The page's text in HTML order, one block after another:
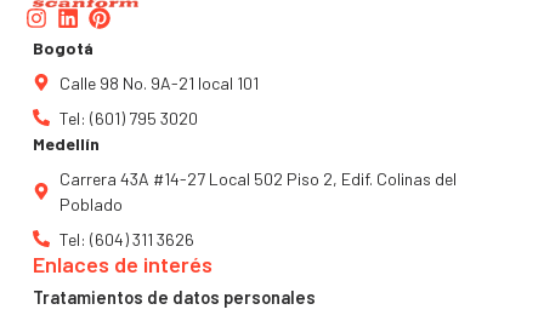
Instagram
Linkedin
Pinterest
Bogotá
Calle 98 No. 9A-21 local 101
Tel: (601) 795 3020
Medellín
Carrera 43A #14-27 Local 502 Piso 2, Edif. Colinas del
Poblado
Tel: (604) 311 3626
Enlaces de interés
Tratamientos de datos personales